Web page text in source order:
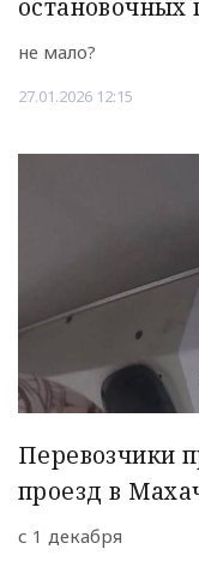
остановочных
не мало?
27.01.2026 12:15
Перевозчики
проезд в
с 1 декабря